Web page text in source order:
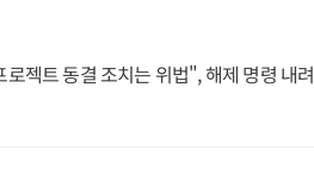
젝트 동결 조치는 위법", 해제 명령 내려